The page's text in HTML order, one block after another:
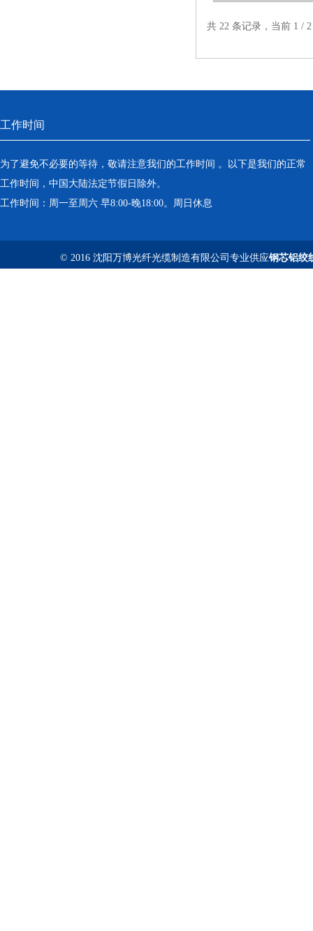
共 22 条记录，当前 1
工作时间
为了避免不必要的等待，敬请注意我们的工作时间 。以下是我们的正常
工作时间，中国大陆法定节假日除外。
工作时间：周一至周六 早8:00-晚18:00。周日休息
© 2016 沈阳万博光纤光缆制造有限公司专业供应钢芯铝绞